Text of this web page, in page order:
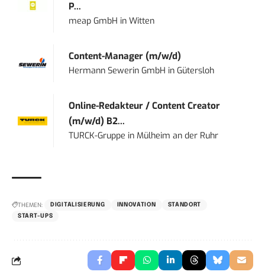
P...
meap GmbH inWitten
Content-Manager (m/w/d)
Hermann Sewerin GmbH inGütersloh
Online-Redakteur / Content Creator
(m/w/d) B2...
TURCK-Gruppe inMülheim an der Ruhr
THEMEN: DIGITALISIERUNG INNOVATION
STANDORT
START-UPS